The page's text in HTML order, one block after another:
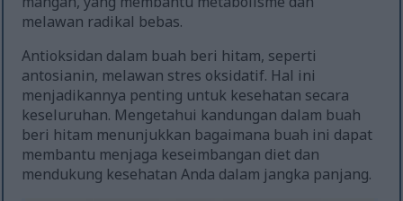
melawan radikal bebas.
Antioksidan dalam buah beri hitam, seperti
antosianin, melawan stres oksidatif. Hal ini
menjadikannya penting untuk kesehatan secara
keseluruhan. Mengetahui kandungan dalam buah
beri hitam menunjukkan bagaimana buah ini dapat
membantu menjaga keseimbangan diet dan
mendukung kesehatan Anda dalam jangka panjang.